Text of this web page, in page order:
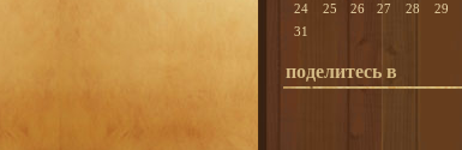
24
25 26 27 28 29
31
поделитесь в